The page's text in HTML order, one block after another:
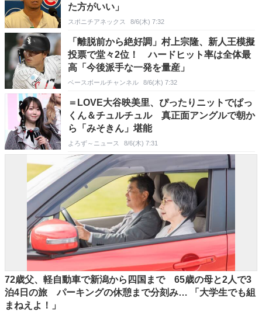
た方がいい」
スポニチアネックス 8/6(木) 7:32
「離脱前から絶好調」村上宗隆、新人王模擬
投票で堂々2位！ ハードヒット率は全体最
高「今後派手な一発を量産」
ベースボールチャンネル 8/6(木) 7:32
＝LOVE大谷映美里、ぴったりニットでぱっ
くん＆チュルチュル 真正面アングルで朝か
ら「みそきん」堪能
よろず～ニュース 8/6(木) 7:31
72歳父、軽自動車で新潟から四国まで 65歳の母と2人で3
泊4日の旅 パーキングの休憩まで分刻み… 「大学生でも組
まねえよ！」